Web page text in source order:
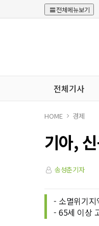
전체메뉴보기
전체기사
HOME 경제
기아,
송성춘기자
- 소멸위기지
- 65세 이상